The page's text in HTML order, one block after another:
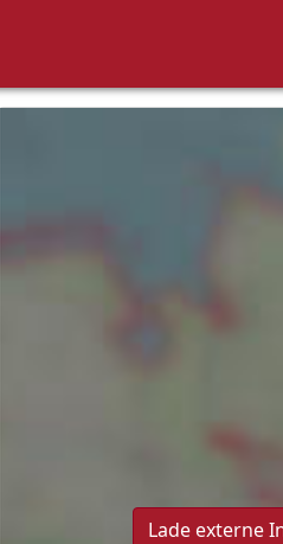
Lade externe